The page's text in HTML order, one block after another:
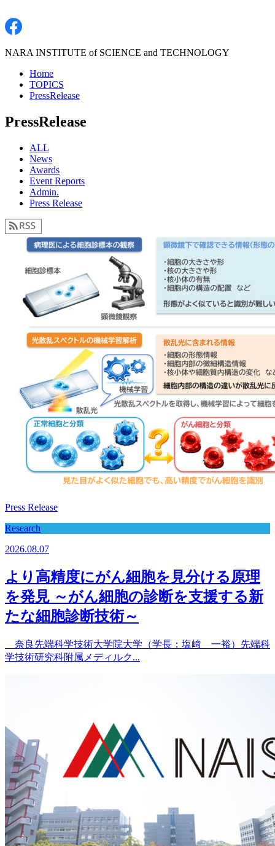
NARA INSTITUTE of SCIENCE and TECHNOLOGY
Home
TOPICS
PressRelease
PressRelease
ALL
News
Awards
Event Reports
Admin.
Press Release
Press Release
Research
2026.08.07
より高精度にがん細胞を見分ける原理
を発見 ～がん細胞の診断を支援する新
たな細胞診断技術～
奈良先端科学技術大学院大学（学長：塩﨑 一裕）先端科
学技術研究科附属メディルク...